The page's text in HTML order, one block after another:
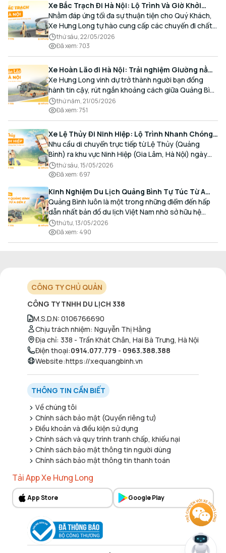
Xe Bắc Trạch Đi Hà Nội: Lộ Trình Và Giờ Khởi
Hành Cùng Xe Hưng Long
Nhằm đáp ứng tối đa sự thuận tiện cho Quý Khách,
Xe Hưng Long tự hào cung cấp các chuyến đi chất
lượng cao, an toàn với lịch trình linh hoạt mỗi ngày.
thứ sáu, 22/05/2026
Đã xem:703
Xe Hoàn Lão đi Hà Nội: Trải nghiệm Giường nằm
Cao cấp, Đón trả Tận nơi
Xe Hưng Long vinh dự trở thành người bạn đồng
hành tin cậy, rút ngắn khoảng cách giữa Quảng Bình
và Thủ đô bằng chất lượng dịch vụ chuẩn mực.
thứ năm, 21/05/2026
Đã xem:751
Xe Lệ Thủy Đi Ninh Hiệp: Lộ Trình Nhanh Chóng,
Đón Trả Tận Nơi
Nhu cầu di chuyển trực tiếp từ Lệ Thủy (Quảng
Bình) ra khu vực Ninh Hiệp (Gia Lâm, Hà Nội) ngày
càng gia tăng, đặc biệt đối với các hành khách có
nhu cầu giao thương, kinh doanh và mua sắm.
thứ sáu, 15/05/2026
Đã xem: 697
Kinh Nghiệm Du Lịch Quảng Bình Tự Túc Từ A
Đến Z Chi Tiết Nhất
Quảng Bình luôn là một trong những điểm đến hấp
dẫn nhất bản đồ du lịch Việt Nam nhờ sở hữu hệ
thống hang động kỳ vĩ, những bãi biển hoang sơ và
nét ẩm thực đậm đà bản sắc.
thứ tư, 13/05/2026
Đã xem: 490
CÔNG TY CHỦ QUẢN
CÔNG TY TNHH DU LỊCH 338
M.S.D.N: 0106766690
Chịu trách nhiệm: Nguyễn Thị Hằng
Địa chỉ: 338 - Trần Khát Chân, Hai Bà Trưng, Hà Nội
Điện thoại:0914.077.779 - 0963.388.388
Website:https://xequangbinh.vn
THÔNG TIN CẦN BIẾT
Về chúng tôi
Chính sách bảo mật (Quyền riêng tư)
Điều khoản và điều kiện sử dụng
Chính sách và quy trình tranh chấp, khiếu nại
Chính sách bảo mật thông tin người dùng
Chính sách bảo mật thông tin thanh toán
Tải App Xe Hưng Long
App Store Google Play